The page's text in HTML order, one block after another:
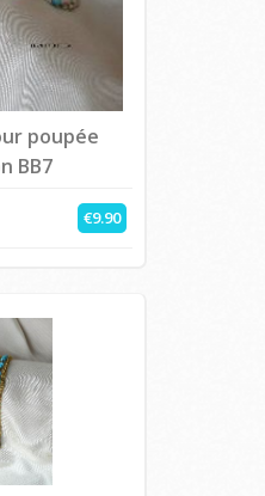
poupée
BB7
€9.90